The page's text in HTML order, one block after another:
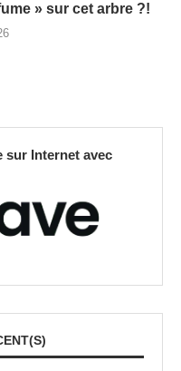
» sur cet arbre ?!
sur Internet avec